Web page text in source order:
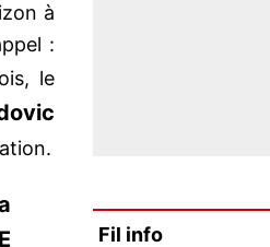
à
:
le
Fil info